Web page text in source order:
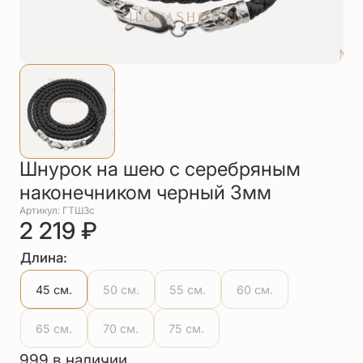
Цепи
Чётки
Другое
Шнурок на шею с серебряным
наконечником черный 3мм
Артикул: ГТШ3с
2 219 ₽
Длина:
45 см. 50 см. 55 см. 60 см.
65 см. 70 см. 75 см.